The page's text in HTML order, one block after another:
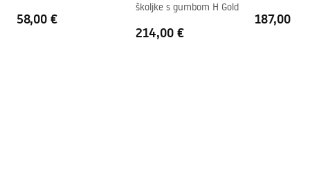
58,00 €
školjke s gumbom H Gold
214,00 €
187,00 €